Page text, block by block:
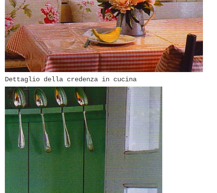
Dettaglio della credenza in cucina